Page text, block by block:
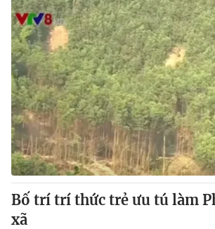
Bố trí trí thức trẻ ưu tú làm
xã